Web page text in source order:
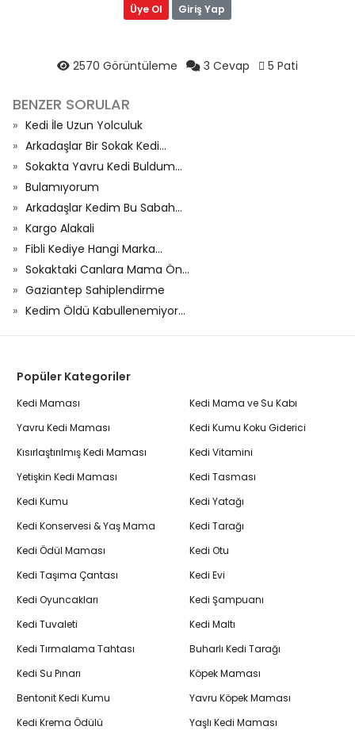
Üye Ol Giriş Yap
2570 Görüntüleme 3 Cevap 5 Pati
BENZER SORULAR
Kedi İle Uzun Yolculuk
Arkadaşlar Bir Sokak Kedi...
Sokakta Yavru Kedi Buldum...
Bulamıyorum
Arkadaşlar Kedim Bu Sabah...
Kargo Alakali
Fibli Kediye Hangi Marka...
Sokaktaki Canlara Mama Ön...
Gaziantep Sahiplendirme
Kedim Öldü Kabullenemiyor...
Popüler Kategoriler
Kedi Maması
Yavru Kedi Maması
Kısırlaştırılmış Kedi Maması
Yetişkin Kedi Maması
Kedi Kumu
Kedi Konservesi & Yaş Mama
Kedi Ödül Maması
Kedi Taşıma Çantası
Kedi Oyuncakları
Kedi Tuvaleti
Kedi Tırmalama Tahtası
Kedi Su Pınarı
Bentonit Kedi Kumu
Kedi Krema Ödülü
Kedi Mama ve Su Kabı
Kedi Kumu Koku Giderici
Kedi Vitamini
Kedi Tasması
Kedi Yatağı
Kedi Tarağı
Kedi Otu
Kedi Evi
Kedi Şampuanı
Kedi Maltı
Buharlı Kedi Tarağı
Köpek Maması
Yavru Köpek Maması
Yaşlı Kedi Maması